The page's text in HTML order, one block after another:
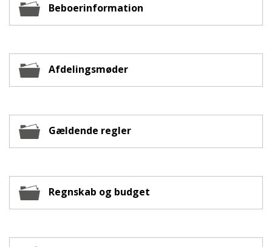
Beboerinformation
Afdelingsmøder
Gældende regler
Regnskab og budget